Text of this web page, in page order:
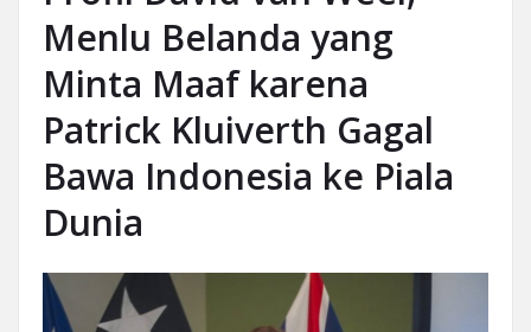
Menlu Belanda yang
Minta Maaf karena
Patrick Kluiverth Gagal
Bawa Indonesia ke Piala
Dunia